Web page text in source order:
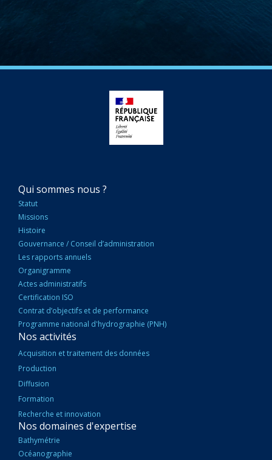
NAVIGATION
PRINCIPALE
Qui sommes nous ?
Statut
Missions
Histoire
Gouvernance / Conseil d’administration
Les rapports annuels
Organigramme
Actes administratifs
Certification ISO
Contrat d’objectifs et de performance
Programme national d'hydrographie (PNH)
Nos activités
Acquisition et traitement des données
Production
Diffusion
Formation
Recherche et innovation
Nos domaines d'expertise
Bathymétrie
Océanographie